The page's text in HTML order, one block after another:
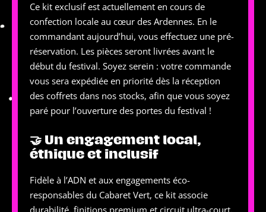
Ce kit exclusif est actuellement en cours de
confection locale au cœur des Ardennes. En le
commandant aujourd’hui, vous effectuez une pré-
réservation. Les pièces seront livrées avant le
début du festival. Soyez serein : votre commande
vous sera expédiée en priorité dès la réception
des coffrets dans nos stocks, afin que vous soyez
paré pour l’ouverture des portes du festival !
🤝 Un engagement local,
éthique et inclusif
Fidèle à l’ADN et aux engagements éco-
responsables du Cabaret Vert, ce kit associe
durabilité, finitions premium et circuit ultra-court.